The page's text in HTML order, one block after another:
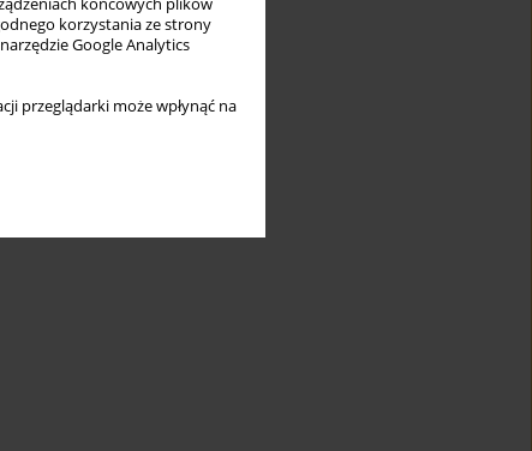
korzystania ze strony
Google Analytics
przeglądarki może wpłynąć na